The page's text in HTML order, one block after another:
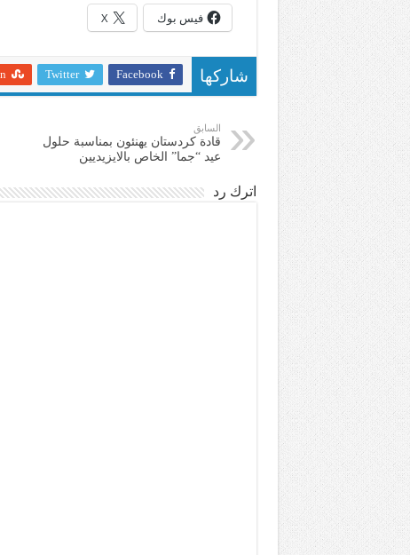
فيس بوك X
شاركها Facebook
Twitter
السابق
قادة كردستان يهنئون بمناسبة حلول
عيد “جما” الخاص بالايزيديين
اترك رد